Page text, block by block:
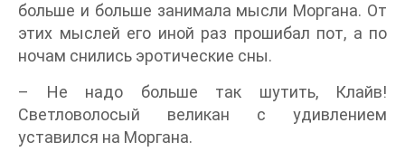
больше и больше занимала мысли Моргана. От
этих мыслей его иной раз прошибал пот, а по
ночам снились эротические сны.
– Не надо больше так шутить, Клайв!
Светловолосый великан с удивлением
уставился на Моргана.